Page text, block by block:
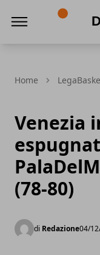
Home
Venezia
(78-80)
di Redazione04/